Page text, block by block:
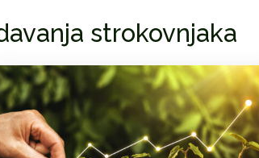
strokovnjaka